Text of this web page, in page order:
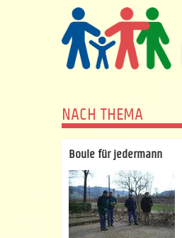
NACH THEMA
Boule für jedermann